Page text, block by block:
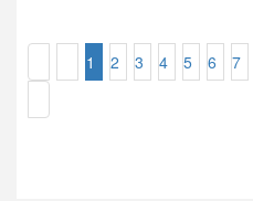
1 2 3 4 5 6 7